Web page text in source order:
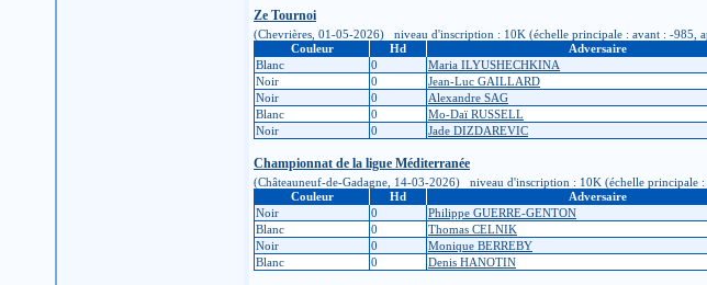
Ze Tournoi
(Chevrières, 01-05-2026) niveau d'inscription : 10K (échelle principale : avant : -985,
Couleur
Hd Adversaire
Blanc
0 Maria ILYUSHECHKINA
Noir
0 Jean-Luc GAILLARD
Noir
0 Alexandre SAG
Blanc
0 Mo-Daï RUSSELL
Noir
0 Jade DIZDAREVIC
Championnat de la ligue Méditerranée
(Châteauneuf-de-Gadagne, 14-03-2026) niveau d'inscription : 10K (échelle principale
Couleur
Hd Adversaire
Noir
0 Philippe GUERRE-GENTON
Blanc
0 Thomas CELNIK
Noir
0 Monique BERREBY
Blanc
0 Denis HANOTIN